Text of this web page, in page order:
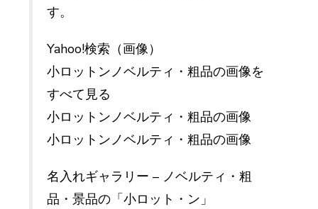
す。
Yahoo!検索（画像）
小ロットンノベルティ・粗品の画像を
すべて見る
小ロットンノベルティ・粗品の画像
小ロットンノベルティ・粗品の画像
名入れギャラリー – ノベルティ・粗
品・景品の「小ロット・ン」